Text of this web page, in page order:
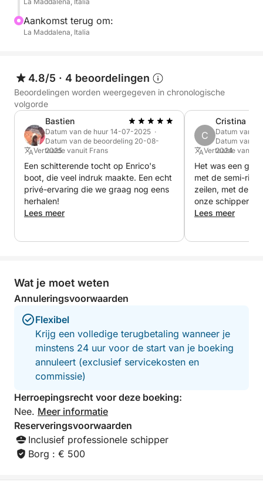
Stefano of La Maddalena.
Voor de tour door Zuid-Corsica geldt een toeslag
VERTREK:
Vanuit La Maddalena, Palau of Poltu Quatu.
LET OP! BRANDSTOFTOESLAG
Voor vertrek vanuit Poltu Quatu: +€ 150
WAT U AAN BOORD VINDT:
Comfortabele kussens (dit jaar gerenoveerd, met
een zonnedek op de boeg), zonnescherm, douche,
(op aanvraag beschikbaar).
Superstabiele polyester romp, 250 pk Suzuki-motor.
Aankomst terug om:
La Maddalena, Italia
4.8/5 · 4 beoordelingen
Beoordelingen worden weergegeven in chronologische
volgorde
Bastien
Datum van de huur 14-07-2025 ·
Datum van de beoordeling 20-08-
2025
Vertaalde vanuit Frans
Een schitterende tocht op Enrico's
boot, die veel indruk maakte. Een echt
privé-ervaring die we graag nog eens
herhalen!
Lees meer
C
Cristina
Datum van
Datum van
2024
Vertaalde vanuit
Het was een
met de semi-
zeilen, met de
onze schipper !!
zeerste aan!
Lees meer
Wat je moet weten
Annuleringsvoorwaarden
Flexibel
Krijg een volledige terugbetaling wanneer je
minstens 24 uur voor de start van je boeking
annuleert (exclusief servicekosten en
commissie)
Herroepingsrecht voor deze boeking:
Nee. Meer informatie
Reserveringsvoorwaarden
Inclusief professionele schipper
Borg : € 500